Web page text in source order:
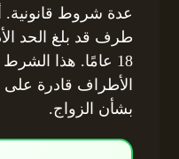
عدة شروط قانونية.
طرف قد بلغ الحد
18 عامًا. هذا
الأطراف قادرة على
بشأن الزواج.